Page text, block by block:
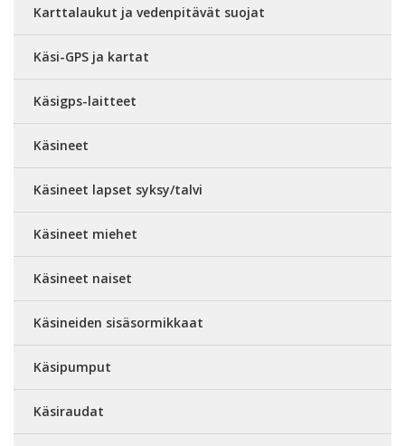
Karttalaukut ja vedenpitävät suojat
Käsi-GPS ja kartat
Käsigps-laitteet
Käsineet
Käsineet lapset syksy/talvi
Käsineet miehet
Käsineet naiset
Käsineiden sisäsormikkaat
Käsipumput
Käsiraudat